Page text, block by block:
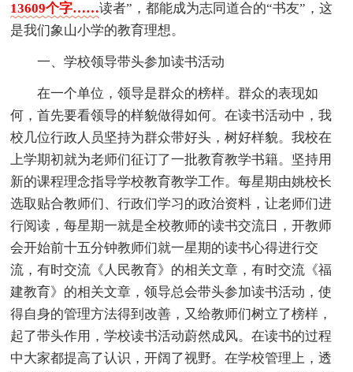
13609个字……读者”，都能成为志同道合的“书友”，这
是我们象山小学的教育理想。
一、学校领导带头参加读书活动
在一个单位，领导是群众的榜样。群众的表现如
何，首先要看领导的样貌做得如何。在读书活动中，我
校几位行政人员坚持为群众带好头，树好样貌。我校在
上学期初就为老师们征订了一批教育教学书籍。坚持用
新的课程理念指导学校教育教学工作。每星期由姚校长
选取贴合教师们、行政们学习的政治资料，让老师们进
行阅读，每星期一就是全校教师的读书交流日，开教师
会开始前十五分钟教师们就一星期的读书心得进行交
流，有时交流《人民教育》的相关文章，有时交流《福
建教育》的相关文章，领导总会带头参加读书活动，使
得自身的管理方法得到改善，又给教师们树立了榜样，
起了带头作用，学校读书活动蔚然成风。在读书的过程
中大家都提高了认识，开阔了视野。在学校管理上，透